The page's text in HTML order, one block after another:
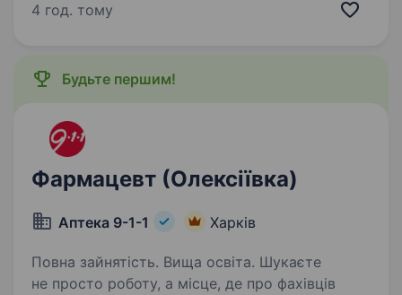
(EASE2) Локація: м. Харків Зайнятість: повна
and Support to Evacuation 2.0» («Екстрена…
4 год. тому
Будьте першим!
Фармацевт (Олексіївка)
Аптека 9-1-1 Харків
Повна зайнятість. Вища освіта. Шукаєте
не просто роботу, а місце, де про фахівців